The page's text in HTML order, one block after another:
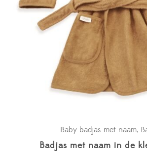
Baby badjas met naam,
Badjas met naam in de